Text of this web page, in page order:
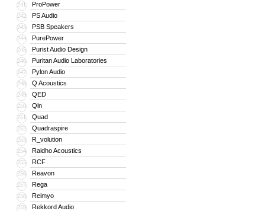
241 ProPower
242 PS Audio
243 PSB Speakers
244 PurePower
245 Purist Audio Design
246 Puritan Audio Laboratories
247 Pylon Audio
248 Q Acoustics
249 QED
250 Qln
251 Quad
252 Quadraspire
253 R_volution
254 Raidho Acoustics
255 RCF
256 Reavon
257 Rega
258 Reimyo
259 Rekkord Audio